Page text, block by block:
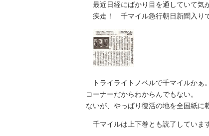
最近日経にばかり目を通していて気
疾走！ 千マイル急行朝日新聞入り
トライライトノベルで千マイルかぁ
コーナーだからわからんでもない。
ないが、やっぱり復活の地を全国紙に
千マイルは上下巻とも読了していま